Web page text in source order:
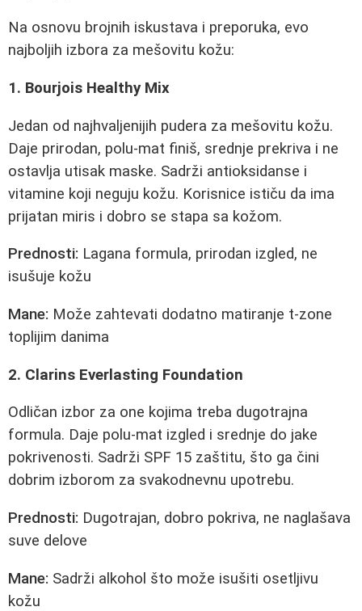
Na osnovu brojnih iskustava i preporuka, evo
najboljih izbora za mešovitu kožu:
1. Bourjois Healthy Mix
Jedan od najhvaljenijih pudera za mešovitu kožu.
Daje prirodan, polu-mat finiš, srednje prekriva i ne
ostavlja utisak maske. Sadrži antioksidanse i
vitamine koji neguju kožu. Korisnice ističu da ima
prijatan miris i dobro se stapa sa kožom.
Prednosti: Lagana formula, prirodan izgled, ne
isušuje kožu
Mane: Može zahtevati dodatno matiranje t-zone
toplijim danima
2. Clarins Everlasting Foundation
Odličan izbor za one kojima treba dugotrajna
formula. Daje polu-mat izgled i srednje do jake
pokrivenosti. Sadrži SPF 15 zaštitu, što ga čini
dobrim izborom za svakodnevnu upotrebu.
Prednosti: Dugotrajan, dobro pokriva, ne naglašava
suve delove
Mane: Sadrži alkohol što može isušiti osetljivu
kožu